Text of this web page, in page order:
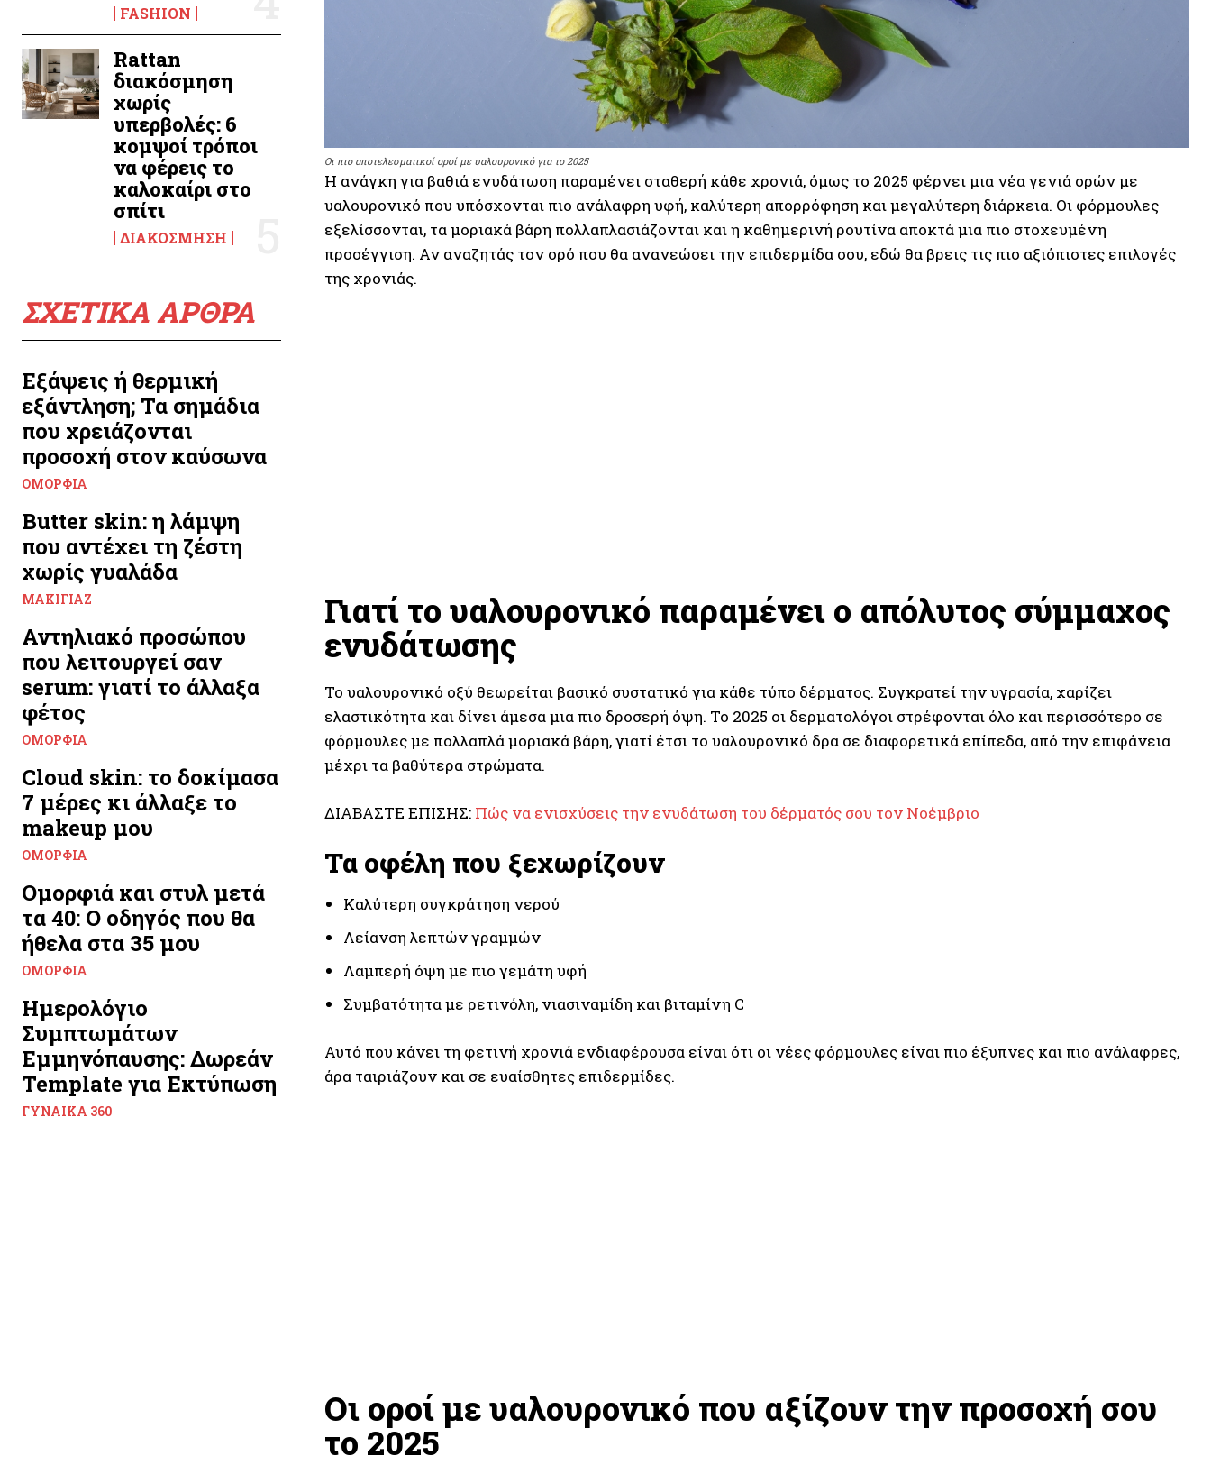
FASHION
Rattan
διακόσμηση
χωρίς
υπερβολές: 6
κομψοί τρόποι
να φέρεις το
καλοκαίρι στο
σπίτι
ΔΙΑΚΌΣΜΗΣΗ
ΣΧΕΤΙΚΑ ΑΡΘΡΑ
Εξάψεις ή θερμική
εξάντληση; Τα σημάδια
που χρειάζονται
προσοχή στον καύσωνα
ΟΜΟΡΦΙΆ
Butter skin: η λάμψη
που αντέχει τη ζέστη
χωρίς γυαλάδα
ΜΑΚΙΓΙΆΖ
Αντηλιακό προσώπου
που λειτουργεί σαν
serum: γιατί το άλλαξα
φέτος
ΟΜΟΡΦΙΆ
Cloud skin: το δοκίμασα
7 μέρες κι άλλαξε το
makeup μου
ΟΜΟΡΦΙΆ
Ομορφιά και στυλ μετά
τα 40: Ο οδηγός που θα
ήθελα στα 35 μου
ΟΜΟΡΦΙΆ
Ημερολόγιο
Συμπτωμάτων
Εμμηνόπαυσης: Δωρεάν
Template για Εκτύπωση
ΓΥΝΑΊΚΑ 360
Οι πιο αποτελεσματικοί οροί με υαλουρονικό για το 2025
Η ανάγκη για βαθιά ενυδάτωση παραμένει σταθερή κάθε χρονιά, όμως το 2025 φέρνει μια νέα γενιά ορών με
υαλουρονικό που υπόσχονται πιο ανάλαφρη υφή, καλύτερη απορρόφηση και μεγαλύτερη διάρκεια. Οι φόρμουλες
εξελίσσονται, τα μοριακά βάρη πολλαπλασιάζονται και η καθημερινή ρουτίνα αποκτά μια πιο στοχευμένη
προσέγγιση. Αν αναζητάς τον ορό που θα ανανεώσει την επιδερμίδα σου, εδώ θα βρεις τις πιο αξιόπιστες επιλογές
της χρονιάς.
Γιατί το υαλουρονικό παραμένει ο απόλυτος σύμμαχος
ενυδάτωσης
Το υαλουρονικό οξύ θεωρείται βασικό συστατικό για κάθε τύπο δέρματος. Συγκρατεί την υγρασία, χαρίζει
ελαστικότητα και δίνει άμεσα μια πιο δροσερή όψη. Το 2025 οι δερματολόγοι στρέφονται όλο και περισσότερο σε
φόρμουλες με πολλαπλά μοριακά βάρη, γιατί έτσι το υαλουρονικό δρα σε διαφορετικά επίπεδα, από την επιφάνεια
μέχρι τα βαθύτερα στρώματα.
ΔΙΑΒΑΣΤΕ ΕΠΙΣΗΣ: Πώς να ενισχύσεις την ενυδάτωση του δέρματός σου τον Νοέμβριο
Τα οφέλη που ξεχωρίζουν
Καλύτερη συγκράτηση νερού
Λείανση λεπτών γραμμών
Λαμπερή όψη με πιο γεμάτη υφή
Συμβατότητα με ρετινόλη, νιασιναμίδη και βιταμίνη C
Αυτό που κάνει τη φετινή χρονιά ενδιαφέρουσα είναι ότι οι νέες φόρμουλες είναι πιο έξυπνες και πιο ανάλαφρες,
άρα ταιριάζουν και σε ευαίσθητες επιδερμίδες.
Οι οροί με υαλουρονικό που αξίζουν την προσοχή σου
το 2025